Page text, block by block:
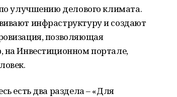
улучшению делового климата.
инфраструктуру и создают
позволяющая
на Инвестиционном портале,
есть два раздела – «Для